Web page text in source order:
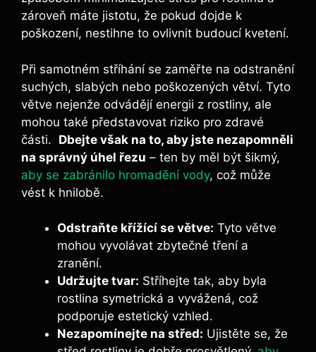
zároveň máte jistotu, ‍že pokud dojde k
poškození, nestihne to ovlivnit budoucí kvetení.
Při ⁢samotném⁤ stříhání se ⁣zaměřte na odstranění‍
suchých, slabých nebo poškozených‍ větví. Tyto
větve nejenže ​odvádějí⁢ energii z rostliny, ale
⁢mohou také⁢ představovat riziko pro​ zdravé
části. ​ Dbejte však ⁢na to,‍ aby jste nezapomněli
na správný‍ úhel řezu – ten by ​měl​ být šikmý, ​
aby se zabránilo hromadění vody,⁤ což může
⁤vést k hnilobě.
Odstraňte křížící se větve: Tyto⁤ větve
mohou⁣ vyvolávat zbytečné tření a
⁤zranění.
Udržujte tvar: ⁢Stříhejte tak, aby byla
⁣rostlina⁣ symetrická ⁢a vyvážená, což
podporuje​ estetický ⁢vzhled.
Nezapomínejte na​ střed: Ujistěte⁢ se, že